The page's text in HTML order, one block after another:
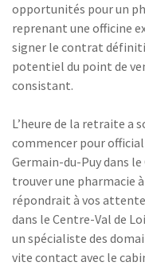
opportunités pour un
reprenant une officine
signer le contrat
potentiel du point de
consistant.
L’heure de la retraite a
commencer pour
Germain-du-Puy dans le
trouver une pharmacie
répondrait à vos
dans le Centre-Val de
un spécialiste des
vite contact avec le